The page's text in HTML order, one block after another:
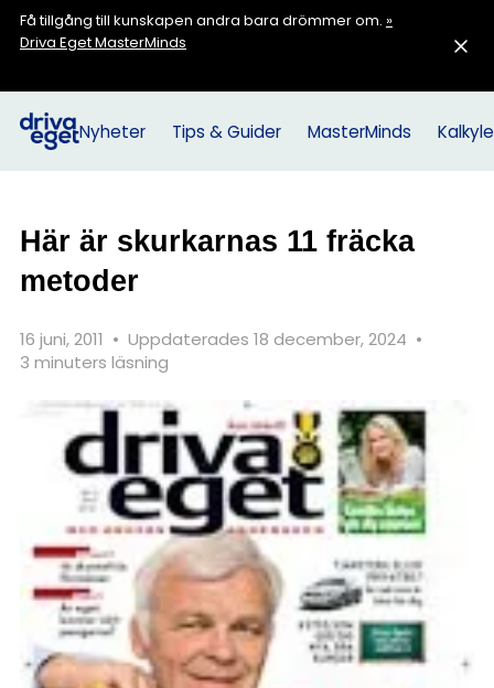
Få tillgång till kunskapen andra bara drömmer om. »
Driva Eget MasterMinds
Nyheter Tips & Guider MasterMinds
Här är skurkarnas 11 fräcka
metoder
16 juni, 2011 • Uppdaterades 18 december, 2024 •
3 minuters läsning